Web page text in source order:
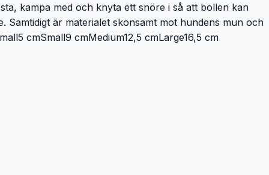
kampa med och knyta ett snöre i så att bollen kan
Samtidigt är materialet skonsamt mot hundens mun och
cmSmall9 cmMedium12,5 cmLarge16,5 cm